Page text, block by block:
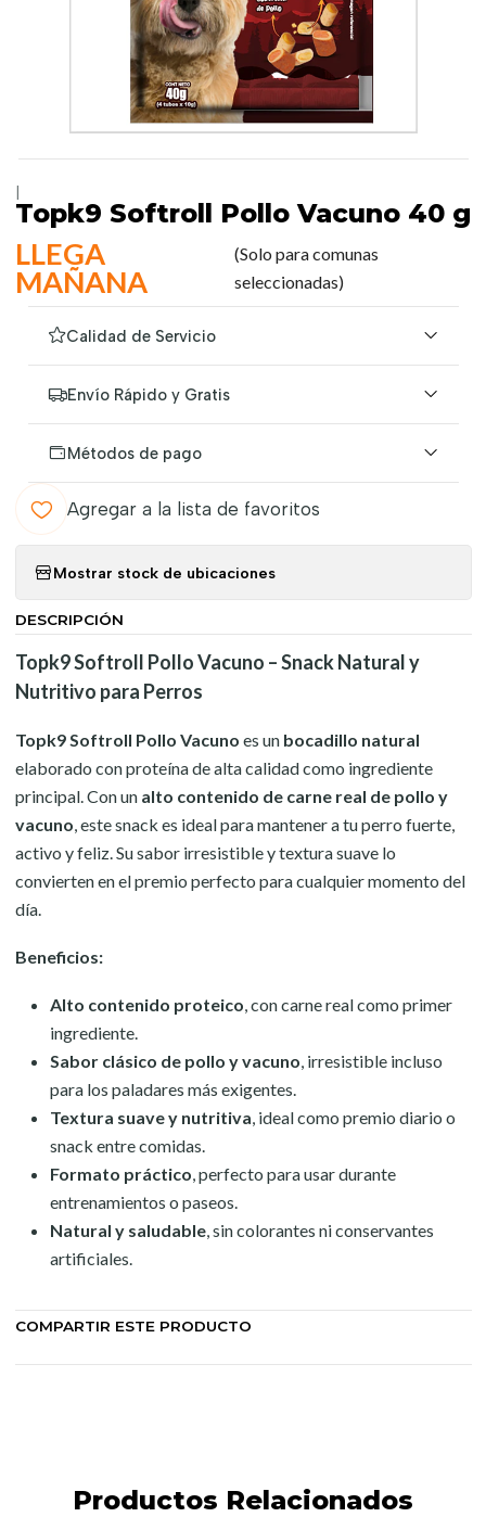
Topk9 Softroll Pollo Vacuno 40 g
LLEGA
MAÑANA
(Solo para comunas
seleccionadas)
Calidad de Servicio
Envío Rápido y Gratis
Métodos de pago
Agregar a la lista de favoritos
Mostrar stock de ubicaciones
DESCRIPCIÓN
Topk9 Softroll Pollo Vacuno – Snack Natural y
Nutritivo para Perros
Topk9 Softroll Pollo Vacuno es un bocadillo natural
elaborado con proteína de alta calidad como ingrediente
principal. Con un alto contenido de carne real de pollo y
vacuno, este snack es ideal para mantener a tu perro fuerte,
activo y feliz. Su sabor irresistible y textura suave lo
convierten en el premio perfecto para cualquier momento del
día.
Beneficios:
Alto contenido proteico, con carne real como primer
ingrediente.
Sabor clásico de pollo y vacuno, irresistible incluso
para los paladares más exigentes.
Textura suave y nutritiva, ideal como premio diario o
snack entre comidas.
Formato práctico, perfecto para usar durante
entrenamientos o paseos.
Natural y saludable, sin colorantes ni conservantes
artificiales.
COMPARTIR ESTE PRODUCTO
Productos Relacionados